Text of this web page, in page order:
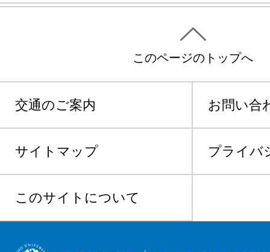
このページのトップへ
交通のご案内 お問い合
サイトマップ プライバ
このサイトについて